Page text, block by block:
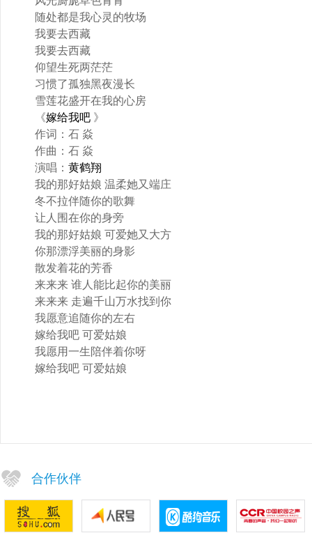
随处都是我心灵的牧场
我要去西藏
我要去西藏
仰望生死两茫茫
习惯了孤独黑夜漫长
雪莲花盛开在我的心房
《嫁给我吧 》
作词：石 焱
作曲：石 焱
演唱： 黄鹤翔
我的那好姑娘 温柔她又端庄
冬不拉伴随你的歌舞
让人围在你的身旁
我的那好姑娘 可爱她又大方
你那漂浮美丽的身影
散发着花的芳香
来来来 谁人能比起你的美丽
来来来 走遍千山万水找到你
我愿意追随你的左右
嫁给我吧 可爱姑娘
我愿用一生陪伴着你呀
嫁给我吧 可爱姑娘
合作伙伴